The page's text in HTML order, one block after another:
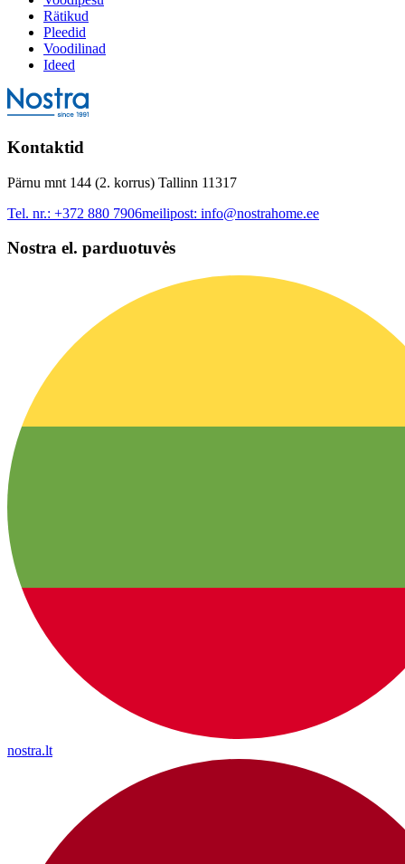
Rätikud
Pleedid
Voodilinad
Ideed
Kontaktid
Pärnu mnt 144 (2. korrus) Tallinn 11317
Tel. nr.: +372 880 7906meilipost: info@nostrahome.ee
Nostra el. parduotuvės
nostra.lt